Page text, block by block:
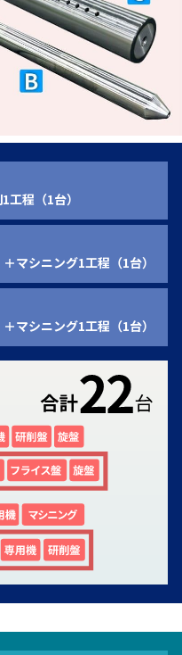
程（1台）
マシニング1工程（1台）
マシニング1工程（1台）